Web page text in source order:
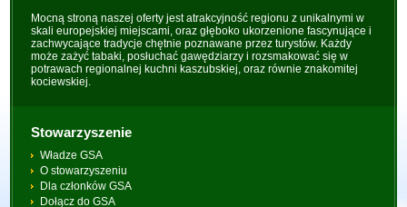
Mocną stroną naszej oferty jest atrakcyjność regionu z unikalnymi w
skali europejskiej miejscami, oraz głęboko ukorzenione fascynujące i
zachwycające tradycje chętnie poznawane przez turystów. Każdy
może zażyć tabaki, posłuchać gawędziarzy i rozsmakować się w
potrawach regionalnej kuchni kaszubskiej, oraz równie znakomitej
kociewskiej.
Stowarzyszenie
Władze GSA
O stowarzyszeniu
Dla członków GSA
Dołącz do GSA